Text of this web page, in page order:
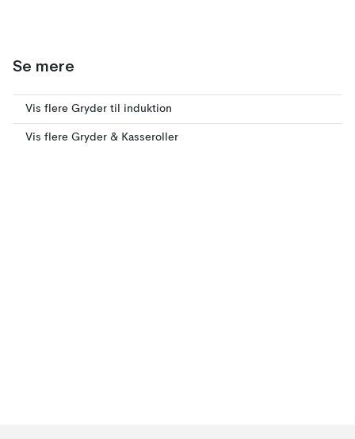
Se mere
Vis flere Gryder til induktion
Vis flere Gryder & Kasseroller